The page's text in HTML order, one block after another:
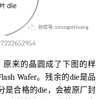
原来的晶圆成了下图的样
Wafer。残余的die是品
是合格的die，会被原厂封